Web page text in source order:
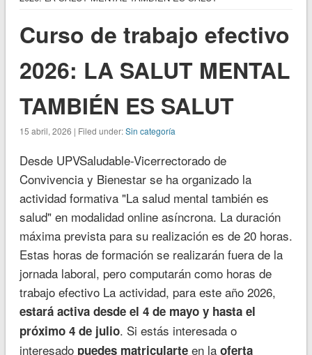
Curso de trabajo efectivo
2026: LA SALUT MENTAL
TAMBIÉN ES SALUT
15 abril, 2026 | Filed under:Sin categoría
Desde UPVSaludable-Vicerrectorado de
Convivencia y Bienestar se ha organizado la
actividad formativa "La salud mental también es
salud"en modalidad online asíncrona. La duración
máxima prevista para su realización es de 20 horas.
Estas horas de formación se realizarán fuera de la
jornada laboral, pero computarán como horas de
trabajo efectivo La actividad, para este año 2026,
estará activa desde el 4 de mayo y hasta el
próximo 4 de julio. Si estás interesada o
interesado puedes matricularteen la oferta